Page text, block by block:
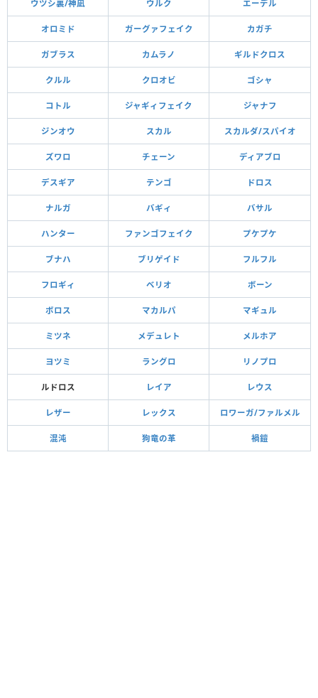
ウツシ裏/神凪 ウルク エーデル
オロミド ガーグァフェイク カガチ
ガブラス カムラノ ギルドクロス
クルル クロオビ ゴシャ
コトル ジャギィフェイク ジャナフ
ジンオウ スカル スカルダ/スパイオ
ズワロ チェーン ディアブロ
デスギア テンゴ ドロス
ナルガ バギィ バサル
ハンター ファンゴフェイク プケプケ
ブナハ ブリゲイド フルフル
フロギィ ベリオ ボーン
ボロス マカルパ マギュル
ミツネ メデュレト メルホア
ヨツミ ラングロ リノプロ
ルドロス レイア レウス
レザー レックス ロワーガ/ファルメル
混沌 狗竜の革 禍鎧